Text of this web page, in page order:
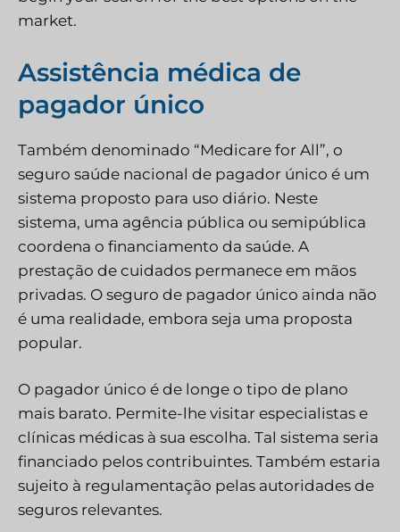
market.
Assistência médica de
pagador único
Também denominado “Medicare for All”, o
seguro saúde nacional de pagador único é um
sistema proposto para uso diário. Neste
sistema, uma agência pública ou semipública
coordena o financiamento da saúde. A
prestação de cuidados permanece em mãos
privadas. O seguro de pagador único ainda não
é uma realidade, embora seja uma proposta
popular.
O pagador único é de longe o tipo de plano
mais barato. Permite-lhe visitar especialistas e
clínicas médicas à sua escolha. Tal sistema seria
financiado pelos contribuintes. Também estaria
sujeito à regulamentação pelas autoridades de
seguros relevantes.